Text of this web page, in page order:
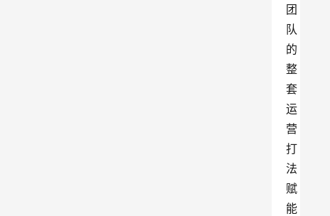
团
队
的
整
套
运
营
打
法
赋
能